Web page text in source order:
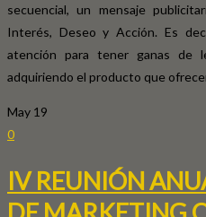
secuencial, un mensaje
Interés, Deseo y Acción. Es
atención para tener ganas de
adquiriendo el producto que
May 19
0
IV REUNIÓN